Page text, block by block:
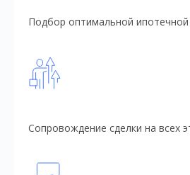
Подбор оптимальной
Сопровождение сделки на всех